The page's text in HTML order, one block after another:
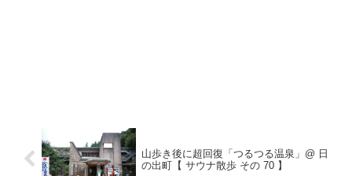
山歩き後に超回復「つるつる温泉」@ 日
の出町【 サウナ散歩 その 70 】